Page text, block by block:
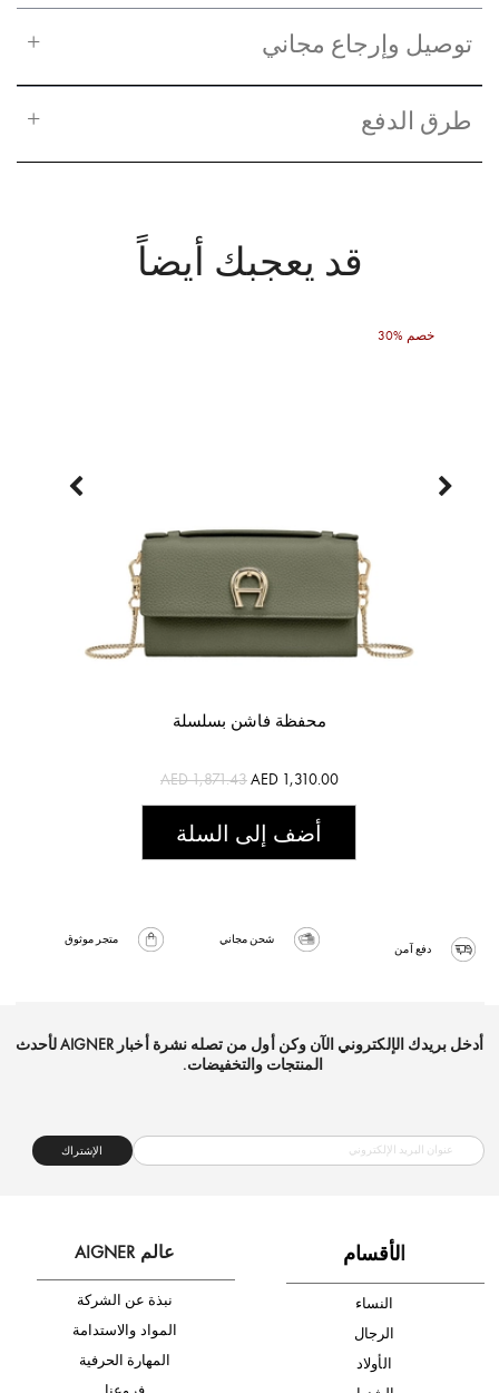
توصيل وإرجاع مجاني
طرق الدفع
قد يعجبك أيضاً
30% خصم
محفظة فاشن بسلسلة
AED 1,871.43AED 1,310.00
أضف إلى السلة